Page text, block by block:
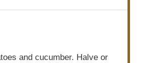
and cucumber. Halve or